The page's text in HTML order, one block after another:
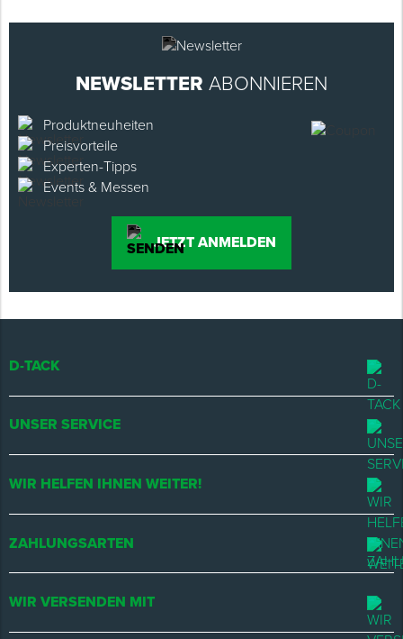
NEWSLETTER ABONNIEREN
Produktneuheiten
Preisvorteile
Experten-Tipps
Events & Messen
JETZT ANMELDEN
D-TACK
UNSER SERVICE
WIR HELFEN IHNEN WEITER!
ZAHLUNGSARTEN
WIR VERSENDEN MIT